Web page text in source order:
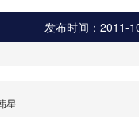
发布时间：2011-
星